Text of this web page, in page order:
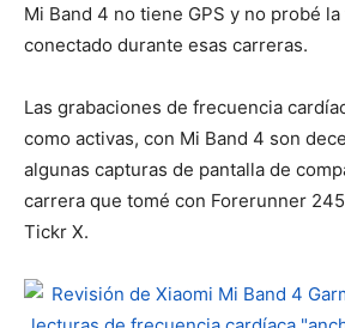
Mi Band 4 no tiene GPS y no probé
conectado durante esas carreras.
Las grabaciones de frecuencia
como activas, con Mi Band 4 son
algunas capturas de pantalla de
carrera que tomé con Forerunner
Tickr X.